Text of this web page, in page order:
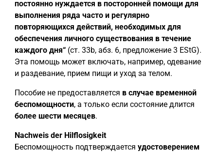
постоянно нуждается в посторонней помощи для
выполнения ряда часто и регулярно
повторяющихся действий, необходимых для
обеспечения личного существования в течение
каждого дня“ (ст. 33b, абз. 6, предложение 3 EStG).
Эта помощь может включать, например, одевание
и раздевание, прием пищи и уход за телом.
Пособие не предоставляется в случае временной
беспомощности, а только если состояние длится
более шести месяцев.
Nachweis der Hilflosigkeit
Беспомощность подтверждается удостоверением